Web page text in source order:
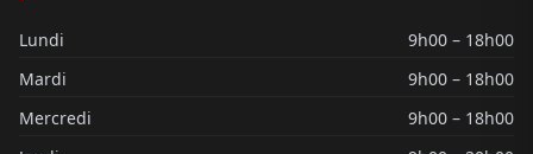
Lundi
9h00 – 18h00
Mardi
9h00 – 18h00
Mercredi
9h00 – 18h00